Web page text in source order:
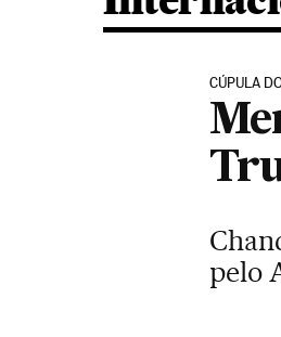
CÚPULA
pelo